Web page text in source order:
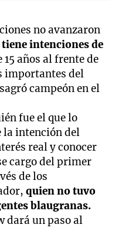
no avanzaron
tiene intenciones de
15 años al frente de
importantes del
campeón en el
fue el que lo
la intención del
real y conocer
cargo del primer
de los
quien no tuvo
blaugranas.
dará un paso al